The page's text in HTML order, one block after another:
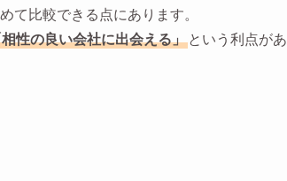
て比較できる点にあります。
性の良い会社に出会える」 という利点があ